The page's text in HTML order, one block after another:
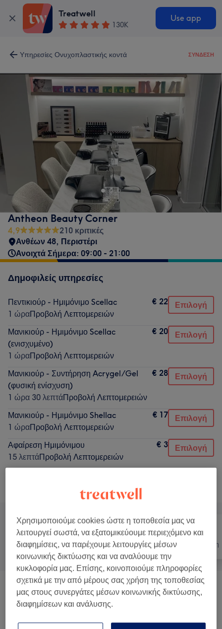
Treatwell
130K
Use app
Υπηρεσίες Ονυχοπλαστικής κοντά ΣΎΝΔΕΣΗ
Antheon Beauty Corner
4,9
210 κριτικές
Ανθέων 48, Περιστέρι
Ανοιχτά Σήμερα: 09:00 - 21:00
Δημοφιλείς υπηρεσίες
Πεντικιούρ - Ημιμόνιμο Scellac
1 ώραΠροβολή Λεπτομερειών
€ 22 Επιλογή
Μανικιούρ - Ημιμόνιμο Scellac
(ενισχυμένο)
1 ώραΠροβολή Λεπτομερειών
€ 20 Επιλογή
Μανικιούρ - Συντήρηση Acrygel/Gel
(φυσική ενίσχυση)
1 ώρα 30 λεπτάΠροβολή Λεπτομερειών
€ 28 Επιλογή
Μανικιούρ - Ημιμόνιμο Shellac
1 ώραΠροβολή Λεπτομερειών
€ 17 Επιλογή
Αφαίρεση Ημιμόνιμου
15 λεπτάΠροβολή Λεπτομερειών
€ 3 Επιλογή
Αναζήτηση υπηρεσιών
Όλα Νύχια Αποτρίχωση
ΠΑΙΔΙΚΕΣ ΥΠΗΡΕΣΙΕΣ (2) € 10
Χρησιμοποιούμε cookies ώστε η τοποθεσία μας να
λειτουργεί σωστά, να εξατομικεύουμε περιεχόμενο και
διαφημίσεις, να παρέχουμε λειτουργίες μέσων
κοινωνικής δικτύωσης και να αναλύουμε την
κυκλοφορία μας. Επίσης, κοινοποιούμε πληροφορίες
σχετικά με την από μέρους σας χρήση της τοποθεσίας
μας στους συνεργάτες μέσων κοινωνικής δικτύωσης,
διαφημίσεων και ανάλυσης.